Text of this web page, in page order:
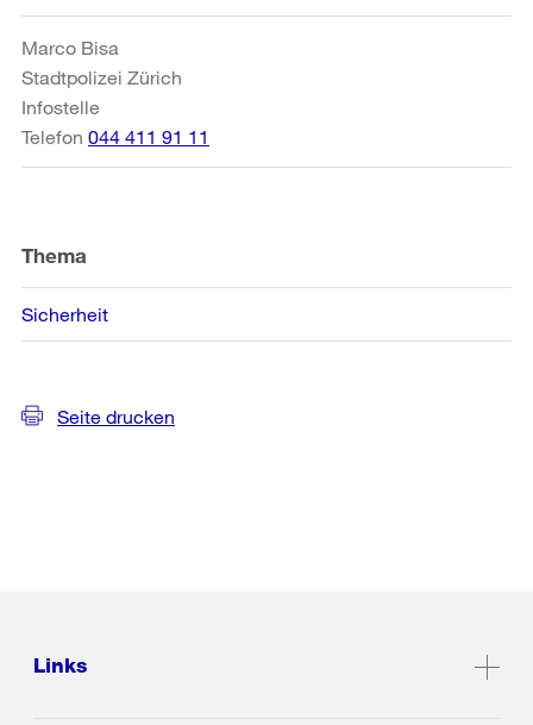
Informationen
Marco Bisa
Stadtpolizei Zürich
Infostelle
Telefon 044 411 91 11
Thema
Sicherheit
Seite drucken
Links